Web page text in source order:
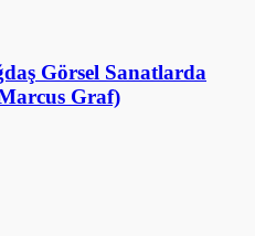
Görsel Sanatlarda
Graf)